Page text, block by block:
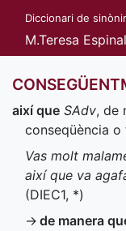
Diccionari de
M.Teresa Espinal
així que SAdv, de
conseqüència
Vas molt
així que va
(DIEC1, *)
→ de manera